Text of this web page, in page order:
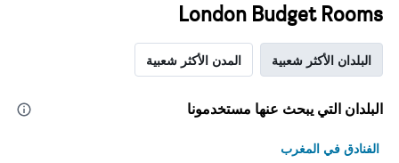
London Budget Rooms
البلدان الأكثر شعبية المدن الأكثر شعبية
البلدان التي يبحث عنها مستخدمونا
الفنادق في المغرب